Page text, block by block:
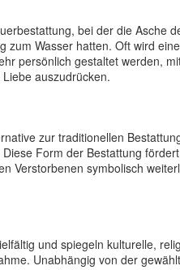
bei der die Asche
zum Wasser hatten. Oft wird
persönlich gestaltet werden,
auszudrücken.
zur traditionellen
Form der Bestattung
Verstorbenen symbolisch
und spiegeln kulturelle,
Unabhängig von der